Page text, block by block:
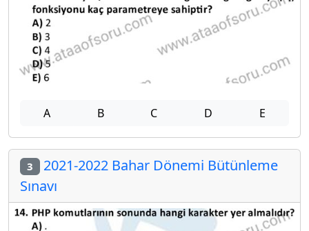
A B C D E
3 2021-2022 Bahar Dönemi Bütünleme
Sınavı